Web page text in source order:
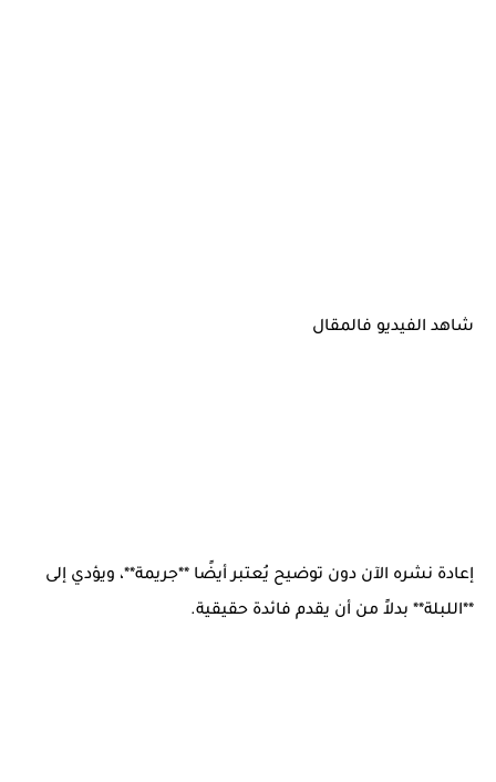
شاهد الفيديو فالمقال
إعادة نشره الآن دون توضيح يُعتبر أيضًا **جريمة**، ويؤدي إلى
**اللبلة** بدلاً من أن يقدم فائدة حقيقية.